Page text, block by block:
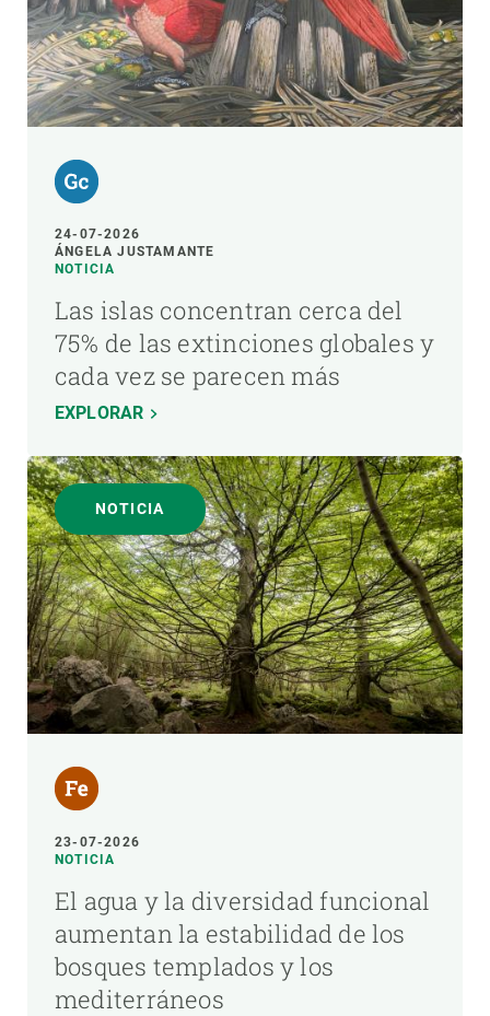
24-07-2026
ÁNGELA JUSTAMANTE
NOTICIA
Las islas concentran cerca del
75% de las extinciones globales y
cada vez se parecen más
EXPLORAR
NOTICIA
23-07-2026
NOTICIA
El agua y la diversidad funcional
aumentan la estabilidad de los
bosques templados y los
mediterráneos